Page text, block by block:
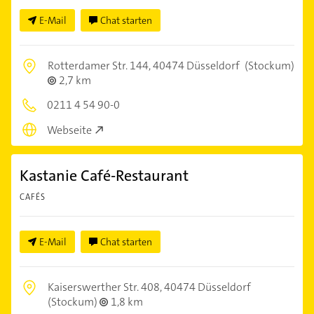
E-Mail Chat starten
Rotterdamer Str. 144,40474 Düsseldorf (Stockum)
2,7 km
0211 4 54 90-0
Webseite
Kastanie Café-Restaurant
CAFÉS
E-Mail Chat starten
Kaiserswerther Str. 408,40474 Düsseldorf
(Stockum)
1,8 km